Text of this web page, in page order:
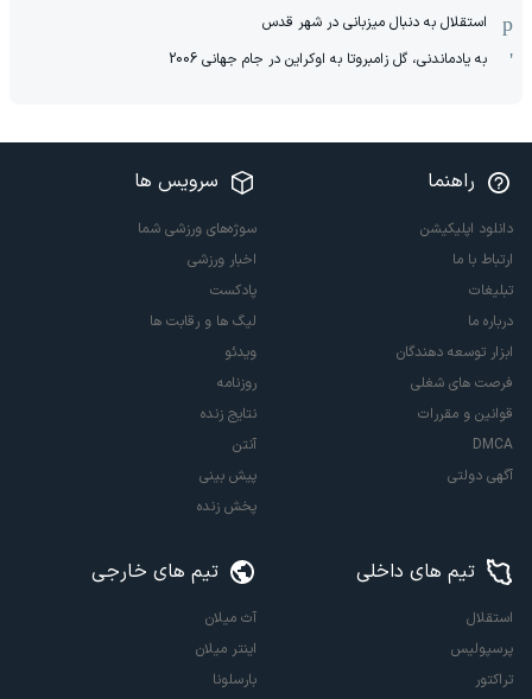
استقلال به دنبال میزبانی در شهر قدس
به یادماندنی، گل زامبروتا به اوکراین در جام جهانی 2006
راهنما
دانلود اپلیکیشن
ارتباط با ما
تبلیغات
درباره ما
ابزار توسعه دهندگان
فرصت های شغلی
قوانین و مقررات
DMCA
آگهی دولتی
سرویس ها
سوژه‌های ورزشی شما
اخبار ورزشی
پادکست
لیگ ها و رقابت ها
ویدئو
روزنامه
نتایج زنده
آنتن
پیش بینی
پخش زنده
تیم های داخلی
استقلال
پرسپولیس
تراکتور
تیم های خارجی
آث میلان
اینتر میلان
بارسلونا